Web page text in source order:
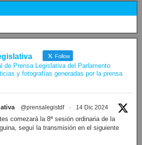
Follow
de Prensa Legislativa del Parlamento
y fotografías generadas por la prensa
@prensalegistdf · 14 Dic 2024
comezará la 8ª sesión ordinaria de la
seguí la transmisión en el siguiente